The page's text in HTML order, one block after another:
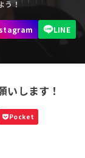
いします！